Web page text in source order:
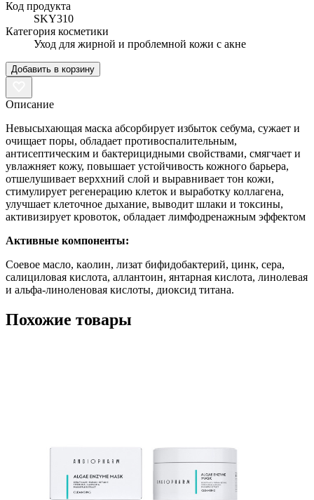
Код продукта
SKY310
Категория косметики
Уход для жирной и проблемной кожи с акне
Добавить в корзину
Описание
Невысыхающая маска абсорбирует избыток себума, сужает и
очищает поры, обладает противоспалительным,
антисептическим и бактерицидными свойствами, смягчает и
увлажняет кожу, повышает устойчивость кожного барьера,
отшелушивает верххний слой и выравнивает тон кожи,
стимулирует регенерацию клеток и выработку коллагена,
улучшает клеточное дыхание, выводит шлаки и токсины,
активизирует кровоток, обладает лимфодренажным эффектом
Активные компоненты:
Соевое масло, каолин, лизат бифидобактерий, цинк, сера,
салициловая кислота, аллантоин, янтарная кислота, линолевая
и альфа-линоленовая кислоты, диоксид титана.
Похожие товары